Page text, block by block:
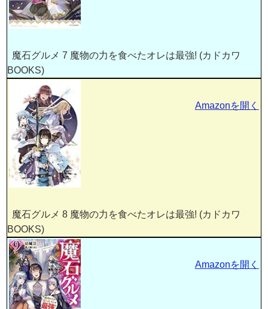
魔石グルメ 7 魔物の力を食べたオレは最強! (カドカワ
BOOKS)
魔石グルメ 8 魔物の力を食べたオレは最強! (カドカワ
BOOKS)
Amazonを開く
Amazonを開く